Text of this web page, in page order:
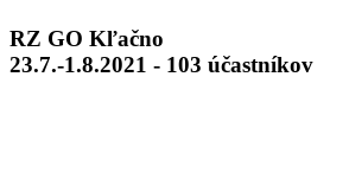
RZ GO Kľačno
23.7.-1.8.2021 - 103 účastníkov